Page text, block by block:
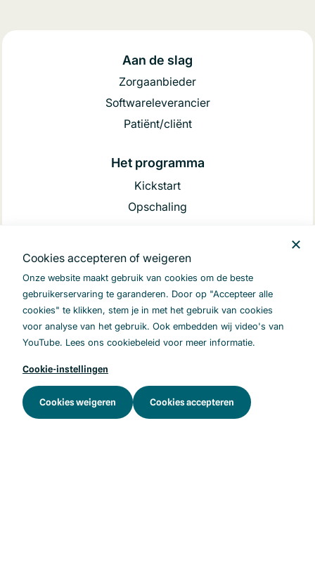
Cookies accepteren of weigeren
Onze website maakt gebruik van cookies om de beste
gebruikerservaring te garanderen. Door op "Accepteer alle
cookies" te klikken, stem je in met het gebruik van cookies
voor analyse van het gebruik. Ook embedden wij video's van
YouTube. Lees ons cookiebeleid voor meer informatie.
Cookie-instellingen
Cookies weigeren Cookies accepteren
Aan de slag
Zorgaanbieder
Softwareleverancier
Patiënt/cliënt
Het programma
Kickstart
Opschaling
Begrippenlijst
Kennisbank
FAQ
Nieuwsbrief
.